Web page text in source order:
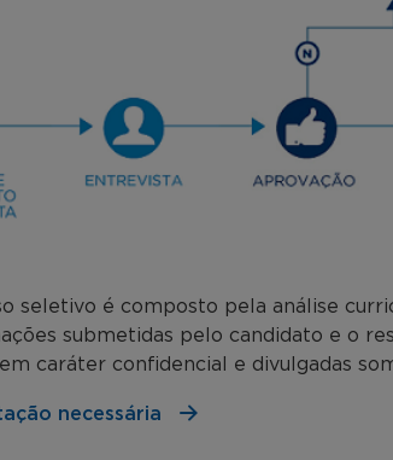
seletivo é composto pela análise
submetidas pelo candidato e o
caráter confidencial e divulgadas
necessária